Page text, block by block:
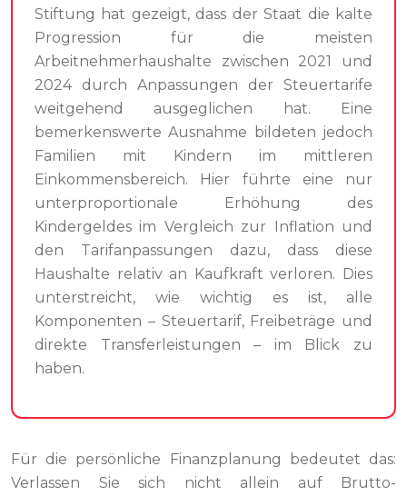
Stiftung hat gezeigt, dass der Staat die kalte
Progression für die meisten
Arbeitnehmerhaushalte zwischen 2021 und
2024 durch Anpassungen der Steuertarife
weitgehend ausgeglichen hat. Eine
bemerkenswerte Ausnahme bildeten jedoch
Familien mit Kindern im mittleren
Einkommensbereich. Hier führte eine nur
unterproportionale Erhöhung des
Kindergeldes im Vergleich zur Inflation und
den Tarifanpassungen dazu, dass diese
Haushalte relativ an Kaufkraft verloren. Dies
unterstreicht, wie wichtig es ist, alle
Komponenten – Steuertarif, Freibeträge und
direkte Transferleistungen – im Blick zu
haben.
Für die persönliche Finanzplanung bedeutet das:
Verlassen Sie sich nicht allein auf Brutto-